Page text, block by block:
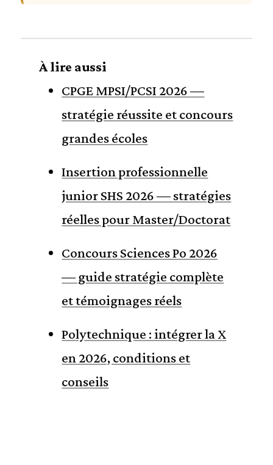
À lire aussi
CPGE MPSI/PCSI 2026 —
stratégie réussite et concours
grandes écoles
Insertion professionnelle
junior SHS 2026 — stratégies
réelles pour Master/Doctorat
Concours Sciences Po 2026
— guide stratégie complète
et témoignages réels
Polytechnique : intégrer la X
en 2026, conditions et
conseils